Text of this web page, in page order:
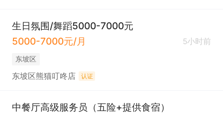
生日氛围/舞蹈5000-7000元
5000-7000元/月
5小时前
东坡区
东坡区熊猫叮咚店 认证
中餐厅高级服务员（五险+提供食宿）